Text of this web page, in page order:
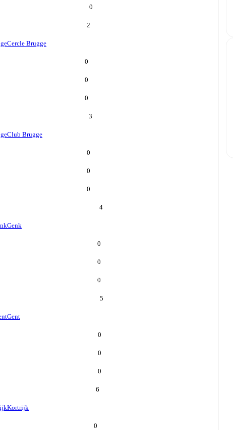
0
2
Cercle Brugge
0
0
0
3
Club Brugge
0
0
0
4
Genk
0
0
0
5
Gent
0
0
0
6
Kortrijk
0